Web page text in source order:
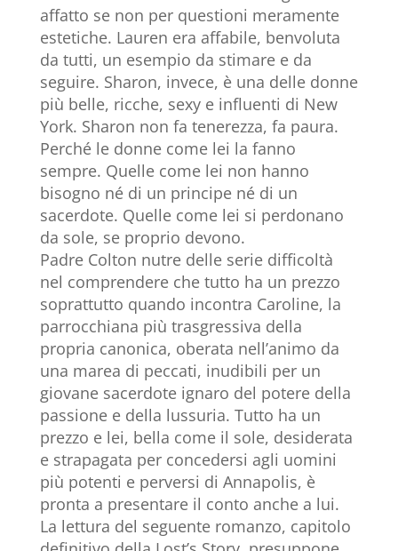
affatto se non per questioni meramente
estetiche. Lauren era affabile, benvoluta
da tutti, un esempio da stimare e da
seguire. Sharon, invece, è una delle donne
più belle, ricche, sexy e influenti di New
York. Sharon non fa tenerezza, fa paura.
Perché le donne come lei la fanno
sempre. Quelle come lei non hanno
bisogno né di un principe né di un
sacerdote. Quelle come lei si perdonano
da sole, se proprio devono.
Padre Colton nutre delle serie difficoltà
nel comprendere che tutto ha un prezzo
soprattutto quando incontra Caroline, la
parrocchiana più trasgressiva della
propria canonica, oberata nell’animo da
una marea di peccati, inudibili per un
giovane sacerdote ignaro del potere della
passione e della lussuria. Tutto ha un
prezzo e lei, bella come il sole, desiderata
e strapagata per concedersi agli uomini
più potenti e perversi di Annapolis, è
pronta a presentare il conto anche a lui.
La lettura del seguente romanzo, capitolo